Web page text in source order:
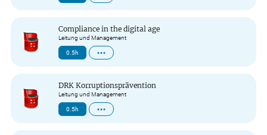
Compliance in the digital age
Leitung und Management
0.5h
DRK Korruptionsprävention
Leitung und Management
0.5h